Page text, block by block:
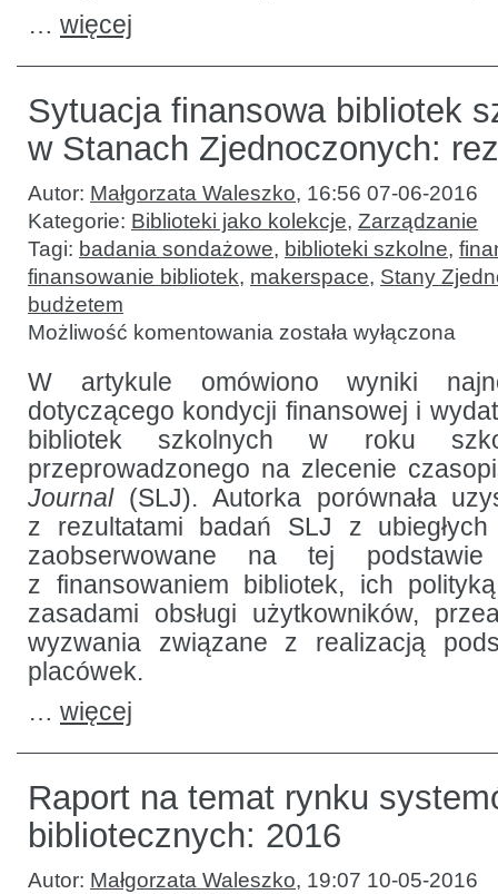
… więcej
Sytuacja finansowa bibliotek
w Stanach Zjednoczonych:
Autor: Małgorzata Waleszko, 16:56 07-06-2016
Kategorie: Biblioteki jako kolekcje, Zarządzanie
Tagi: badania sondażowe, biblioteki szkolne,
finansowanie bibliotek, makerspace, Stany
budżetem
Możliwość komentowania Sytuacja
finansowa
szkolnych
w Stanach
Zjednoczonych:
badania
została wyłączona
W artykule omówiono wyniki
dotyczącego kondycji finansowej i
bibliotek szkolnych w roku
przeprowadzonego na zlecenie
Journal(SLJ). Autorka porównała
z rezultatami badań SLJ z
zaobserwowane na tej
z finansowaniem bibliotek, ich
zasadami obsługi użytkowników,
wyzwania związane z realizacją
placówek.
… więcej
Raport na temat rynku
bibliotecznych: 2016
Autor: Małgorzata Waleszko, 19:07 10-05-2016